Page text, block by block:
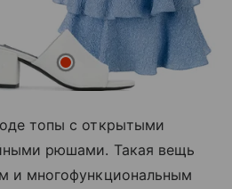
топы с открытыми
рюшами. Такая вещь
и многофункциональным